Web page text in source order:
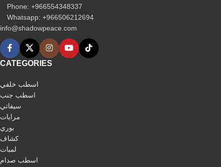
Phone: +966554348337
Whatsapp: +966506212694‬
info@shadowpeace.com
CATEGORIES
اسطب خلفي
اسطب جنب
سيفاتي
مرايات
بوري
كشاف
لمبات
اسطب صدام